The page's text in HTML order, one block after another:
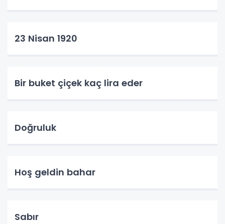
23 Nisan 1920
Bir buket çiçek kaç lira eder
Doğruluk
Hoş geldin bahar
Sabır